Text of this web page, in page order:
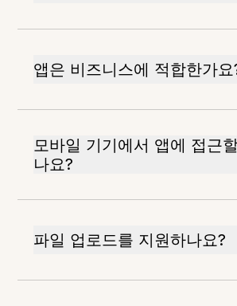
앱은 비즈니스에 적합한가요
모바일 기기에서 앱에 접근
나요?
파일 업로드를 지원하나요?